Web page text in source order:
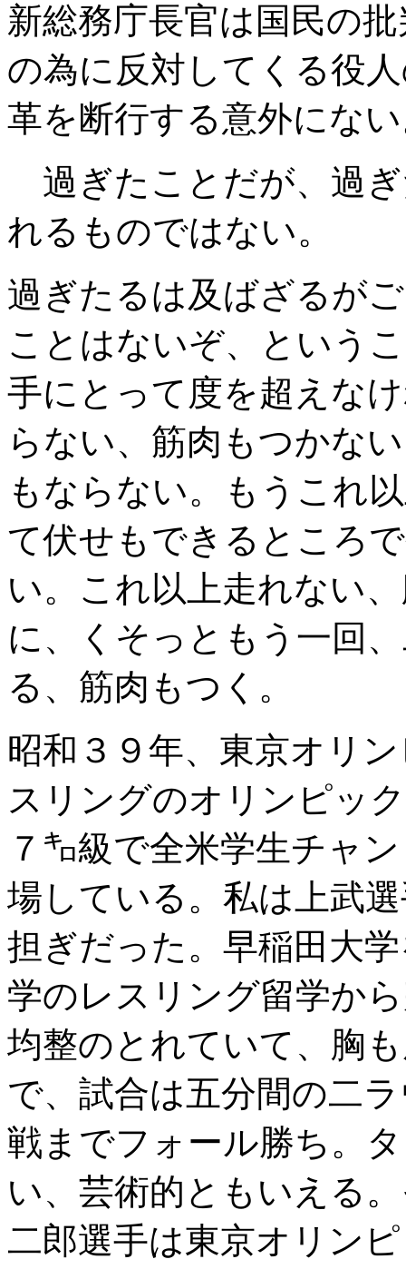
新総務庁長官は国民の
の為に反対してくる役
革を断行する意外にな
過ぎたことだが、過
れるものではない。
過ぎたるは及ばざるが
ことはないぞ、という
手にとって度を超えな
らない、筋肉もつかな
もならない。もうこれ
て伏せもできるところ
い。これ以上走れない
に、くそっともう一回
る、筋肉もつく。
昭和３９年、東京オリ
スリングのオリンピッ
７㌔級で全米学生チャ
場している。私は上武
担ぎだった。早稲田大
学のレスリング留学か
均整のとれていて、胸
で、試合は五分間の二
戦までフォール勝ち。
い、芸術的ともいえる
二郎選手は東京オリン